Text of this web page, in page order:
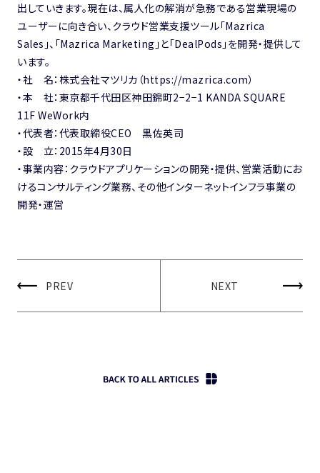
出していきます。現在は、属人化の解消が急務である営業現場の
ユーザーに向き合い、クラウド営業支援ツール「Mazrica
Sales」、「Mazrica Marketing」と「DealPods」を開発・提供して
います。
・社 名：株式会社マツリカ（https://mazrica.com）
・本 社：東京都千代田区神田錦町2−2−1 KANDA SQUARE
11F WeWork内
・代表者：代表取締役CEO 黒佐英司
・設 立：2015年4月30日
・事業内容：クラウドアプリケーションの開発・提供、営業活動にお
けるコンサルティング業務、その他インターネットインフラ事業の
開発・運営
PREV NEXT